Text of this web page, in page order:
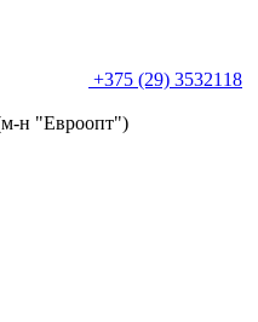
+375 (29) 3532118
н "Евроопт")